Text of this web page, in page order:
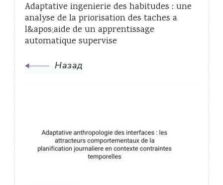
Adaptative ingenierie des habitudes : une
analyse de la priorisation des taches a
l&apos;aide de un apprentissage
automatique supervise
Назад